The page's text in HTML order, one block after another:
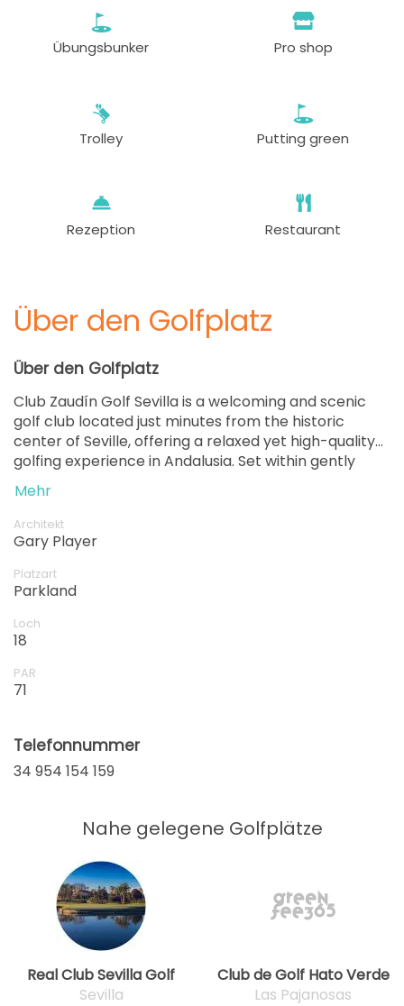
Übungsbunker Pro shop
Trolley Putting green
Rezeption Restaurant
Über den Golfplatz
Über den Golfplatz
Club Zaudín Golf Sevilla is a welcoming and scenic
golf club located just minutes from the historic
center of Seville, offering a relaxed yet high-quality
golfing experience in Andalusia. Set within gently
rolling parkland and framed by olive trees and lakes,
the course is known for its wide fairways, strategic
water hazards, and excellent conditioning year-
round. Its convenient location, friendly atmosphere,
choice for both leisure golfers visiting Seville and
regular players looking for an enjoyable, accessible
round
Mehr
Architekt
Gary Player
Platzart
Parkland
Loch
18
PAR
71
Telefonnummer
34 954 154 159
Nahe gelegene Golfplätze
Real Club Sevilla Golf
Sevilla
Club de Golf Hato Verde
Las Pajanosas